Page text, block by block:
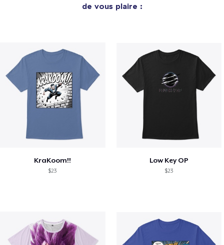
de vous plaire :
KraKoom!!
$23
Low Key OP
$23